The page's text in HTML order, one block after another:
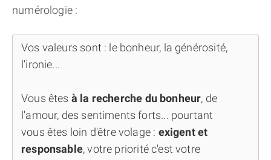
numérologie :
Vos valeurs sont : le bonheur, la générosité,
l'ironie...
Vous êtes à la recherche du bonheur, de
l'amour, des sentiments forts... pourtant
vous êtes loin d'être volage : exigent et
responsable, votre priorité c'est votre